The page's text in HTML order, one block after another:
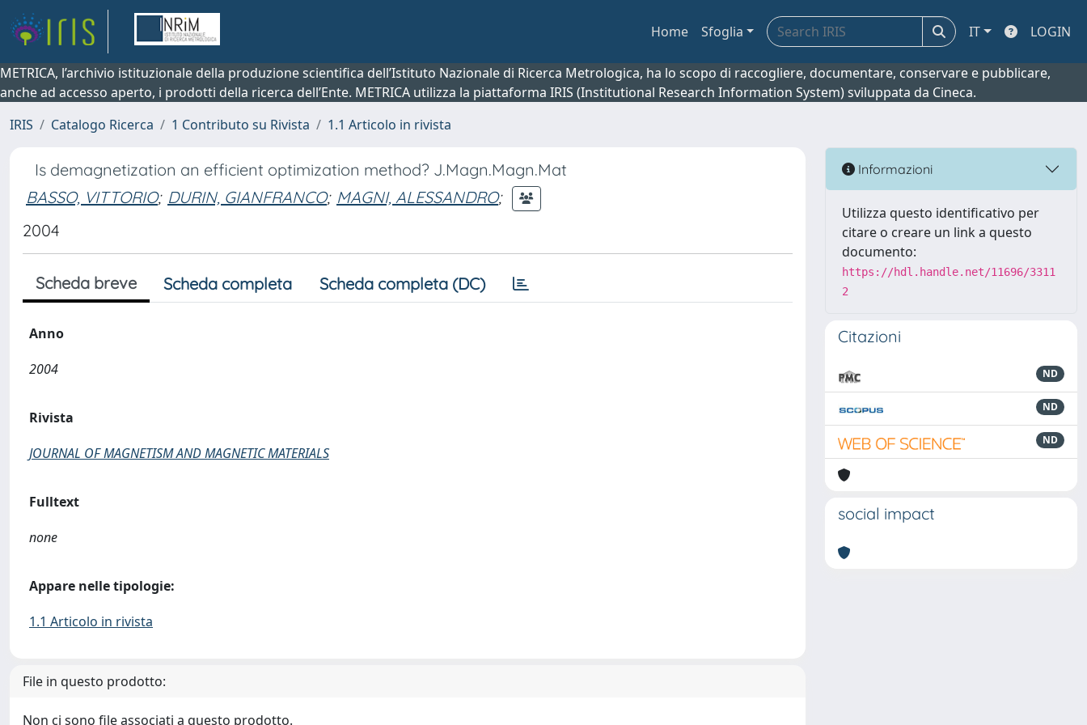
Home Sfoglia IT LOGIN
METRICA, l’archivio istituzionale della produzione scientifica dell’Istituto Nazionale di Ricerca Metrologica, ha lo scopo di raccogliere, documentare, conservare e pubblicare,
anche ad accesso aperto, i prodotti della ricerca dell’Ente. METRICA utilizza la piattaforma IRIS (Institutional Research Information System) sviluppata da Cineca.
IRIS
Catalogo Ricerca 1 Contributo su Rivista 1.1 Articolo in rivista
Is demagnetization an efficient optimization method? J.Magn.Magn.Mat
BASSO, VITTORIO; DURIN, GIANFRANCO; MAGNI, ALESSANDRO;
2004
Scheda breve Scheda completa Scheda completa (DC)
Anno
2004
Rivista
JOURNAL OF MAGNETISM AND MAGNETIC MATERIALS
Fulltext
none
Appare nelle tipologie:
1.1 Articolo in rivista
File in questo prodotto:
Non ci sono file associati a questo prodotto.
Informazioni
Utilizza questo identificativo per
citare o creare un link a questo
documento:
https://hdl.handle.net/11696/3311
2
Citazioni
ND
ND
ND
social impact